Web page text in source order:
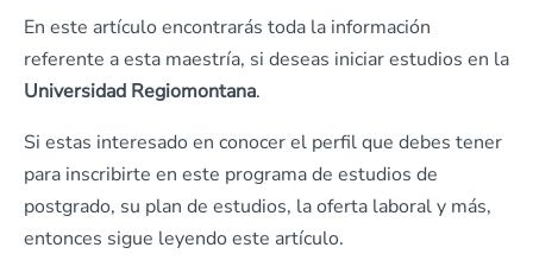
En este artículo encontrarás toda la información
referente a esta maestría, si deseas iniciar estudios en la
Universidad Regiomontana.
Si estas interesado en conocer el perfil que debes tener
para inscribirte en este programa de estudios de
postgrado, su plan de estudios, la oferta laboral y más,
entonces sigue leyendo este artículo.